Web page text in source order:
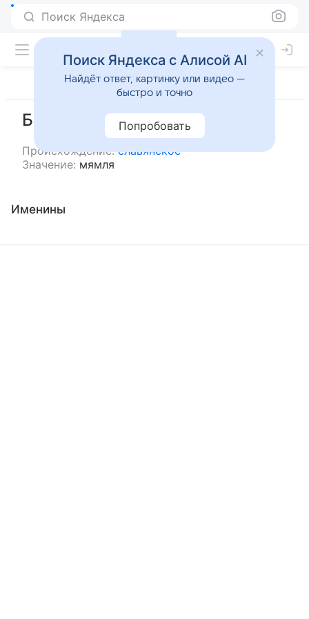
Поиск Яндекса
Бяконт
Происхождение: славянское
Значение: мямля
Именины
Поиск Яндекса с Алисой AI
Найдёт ответ, картинку или видео —
быстро и точно
Попробовать